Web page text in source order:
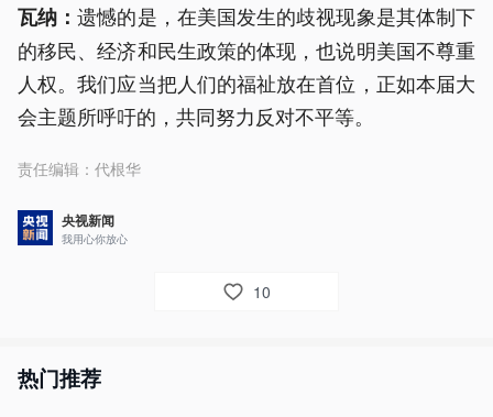
瓦纳：遗憾的是，在美国发生的歧视现象是其体制下
的移民、经济和民生政策的体现，也说明美国不尊重
人权。我们应当把人们的福祉放在首位，正如本届大
会主题所呼吁的，共同努力反对不平等。
责任编辑： 代根华
央视新闻
我用心你放心
10
热门推荐